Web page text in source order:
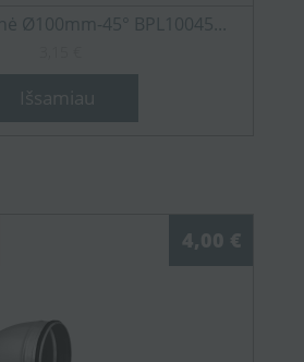
Ø100mm-45° BPL10045...
Išsamiau
4,00 €